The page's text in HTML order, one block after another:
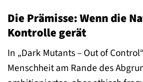
Die Prämisse: Wenn die
Kontrolle gerät
In „Dark Mutants – Out of
Menschheit am Rande des